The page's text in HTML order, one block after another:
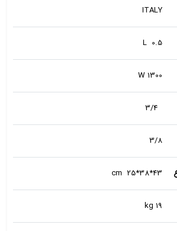
ITALY
L 0.5
W 1300
3/8
43*38*cm 25
kg 19